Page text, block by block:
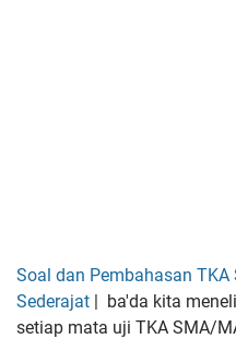
Soal dan Pembahasan
Sederajat | ba'da kita
setiap mata uji TKA SMA/